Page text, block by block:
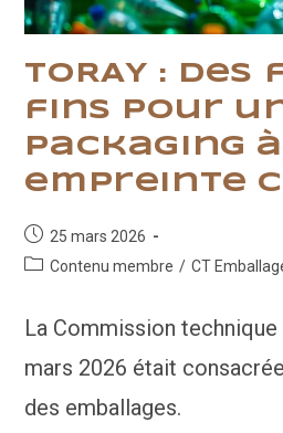
TORAY :
fins pour
packaging
empreinte
Publication
publiée :
25 mars 2026
PostContenu membre / CT
La Commission
mars 2026 était
des emballages.